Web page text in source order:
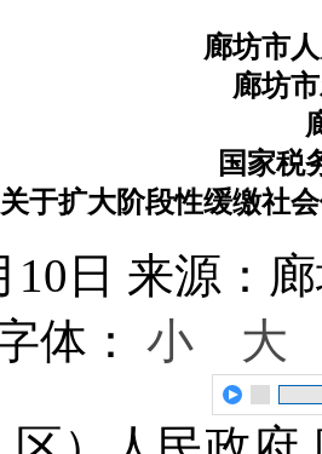
廊坊市
廊坊
国家税
于扩大阶段性缓缴社
10日 来源：
体： 小 大